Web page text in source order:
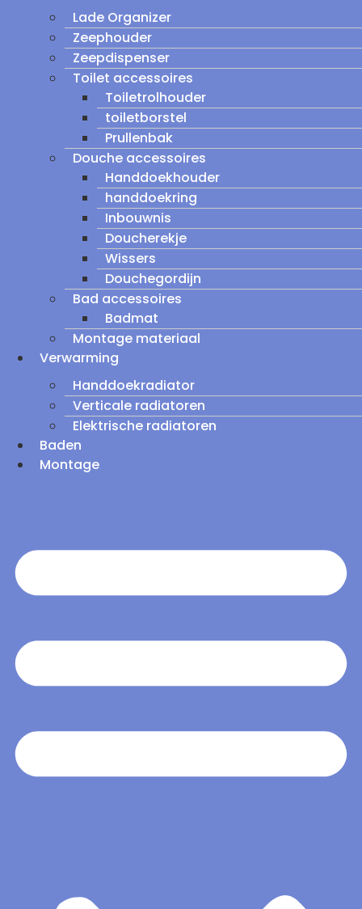
Lade Organizer
Zeephouder
Zeepdispenser
Toilet accessoires
Toiletrolhouder
toiletborstel
Prullenbak
Douche accessoires
Handdoekhouder
handdoekring
Inbouwnis
Doucherekje
Wissers
Douchegordijn
Bad accessoires
Badmat
Montage materiaal
Verwarming
Handdoekradiator
Verticale radiatoren
Elektrische radiatoren
Baden
Montage